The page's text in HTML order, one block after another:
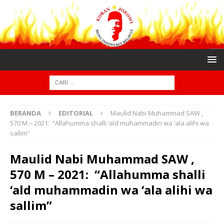
BERANDA EDITORIAL
Maulid Nabi Muhammad SAW ,
570 M – 2021: “Allahumma shalli ‘ald muhammadin wa ‘ala alihi wa
sallim”
Maulid Nabi Muhammad SAW ,
570 M – 2021: “Allahumma shalli
‘ald muhammadin wa ‘ala alihi wa
sallim”